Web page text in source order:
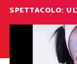
SPETTACOLO: